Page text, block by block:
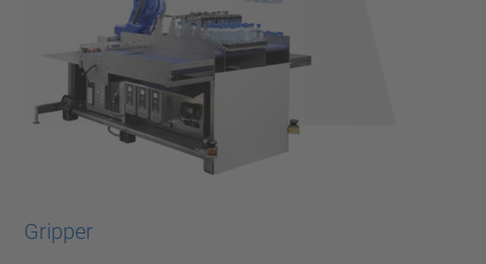
Gripper